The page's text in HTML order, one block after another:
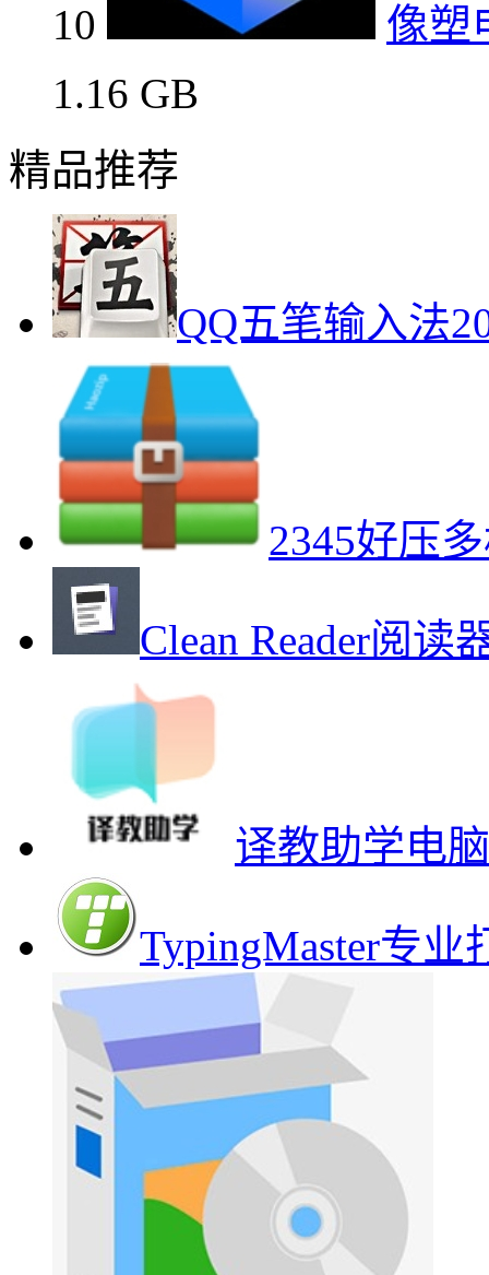
10
像塑
1.16 GB
精品推荐
QQ五笔输入法
2345好压
Clean Reader阅读
译教助学电
TypingMaster专